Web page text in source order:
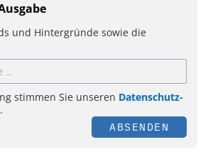
und Hintergründe sowie die
stimmen Sie unseren Datenschutz-
ABSENDEN